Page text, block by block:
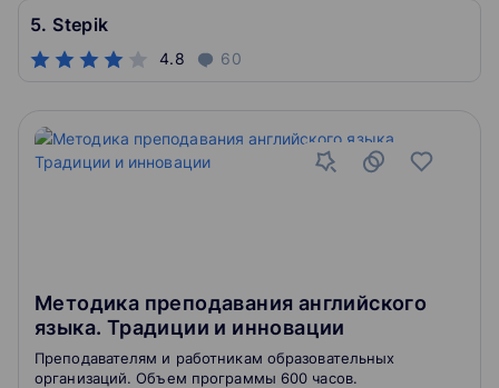
5. Stepik
4.8 60
Методика преподавания английского
языка. Традиции и инновации
Преподавателям и работникам образовательных
организаций. Объем программы 600 часов.